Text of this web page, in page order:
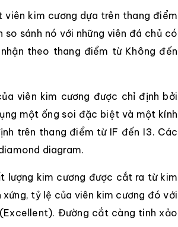
viên kim cương dựa trên thang điểm
sánh nó với những viên đá chủ có
theo thang điểm từ Không đến
viên kim cương được chỉ định bởi
một ống soi đặc biệt và một kính
trên thang điểm từ IF đến I3. Các
diagram.
lượng kim cương được cắt ra từ kim
tỷ lệ của viên kim cương đó với
Đường cắt càng tinh xảo